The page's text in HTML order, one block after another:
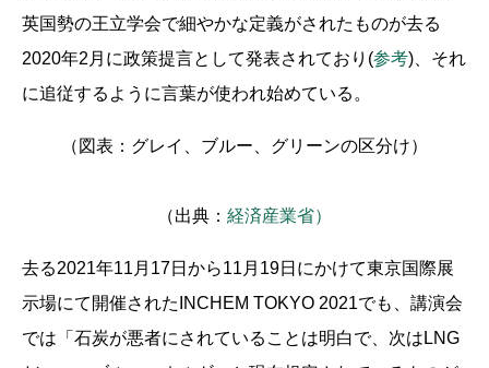
英国勢の王立学会で細やかな定義がされたものが去る
2020年2月に政策提言として発表されており(参考)、それ
に追従するように言葉が使われ始めている。
（図表：グレイ、ブルー、グリーンの区分け）
（出典： 経済産業省）
去る2021年11月17日から11月19日にかけて東京国際展
示場にて開催されたINCHEM TOKYO 2021でも、講演会
では「石炭が悪者にされていることは明白で、次はLNG